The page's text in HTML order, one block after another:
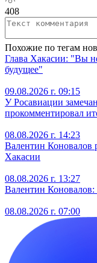
408
Похожие по тегам
Глава Хакасии: "Вы
будущее"
09.08.2026 г. 09:15
У Росавиации
прокомментировал
08.08.2026 г. 14:23
Валентин Коновалов
Хакасии
08.08.2026 г. 13:27
Валентин
08.08.2026 г. 07:00